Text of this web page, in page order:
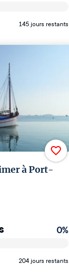
145 jours restants
à Port-
0%
204 jours restants